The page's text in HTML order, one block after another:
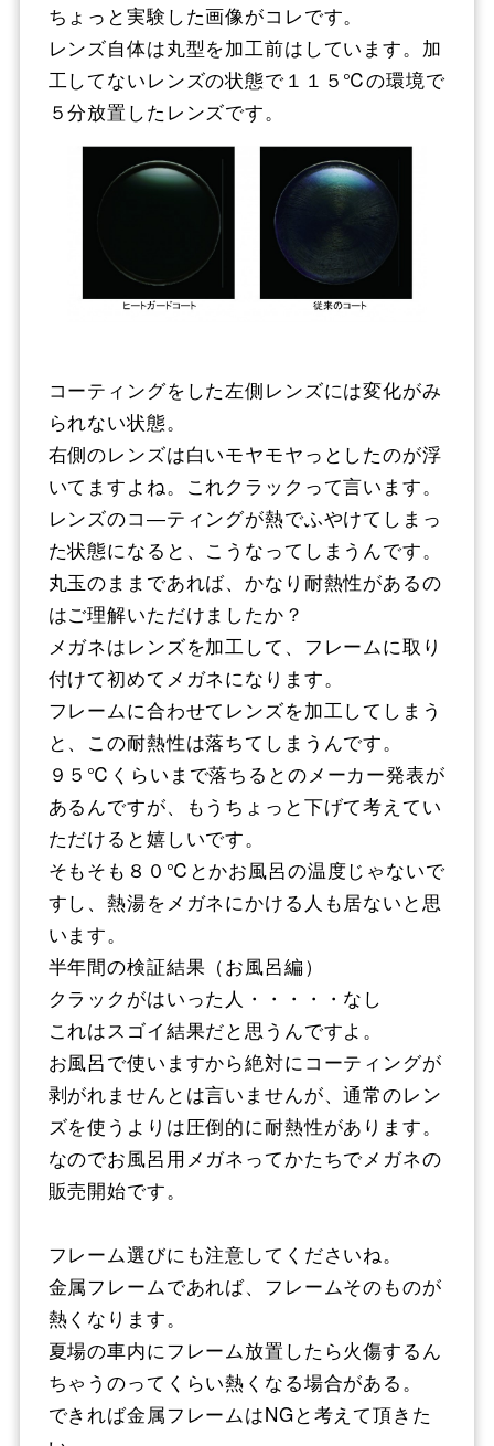
ちょっと実験した画像がコレです。
レンズ自体は丸型を加工前はしています。加
工してないレンズの状態で１１５℃の環境で
５分放置したレンズです。
コーティングをした左側レンズには変化がみ
られない状態。
右側のレンズは白いモヤモヤっとしたのが浮
いてますよね。これクラックって言います。
レンズのコ―ティングが熱でふやけてしまっ
た状態になると、こうなってしまうんです。
丸玉のままであれば、かなり耐熱性があるの
はご理解いただけましたか？
メガネはレンズを加工して、フレームに取り
付けて初めてメガネになります。
フレームに合わせてレンズを加工してしまう
と、この耐熱性は落ちてしまうんです。
９５℃くらいまで落ちるとのメーカー発表が
あるんですが、もうちょっと下げて考えてい
ただけると嬉しいです。
そもそも８０℃とかお風呂の温度じゃないで
すし、熱湯をメガネにかける人も居ないと思
います。
半年間の検証結果（お風呂編）
クラックがはいった人・・・・・なし
これはスゴイ結果だと思うんですよ。
お風呂で使いますから絶対にコーティングが
剥がれませんとは言いませんが、通常のレン
ズを使うよりは圧倒的に耐熱性があります。
なのでお風呂用メガネってかたちでメガネの
販売開始です。
フレーム選びにも注意してくださいね。
金属フレームであれば、フレームそのものが
熱くなります。
夏場の車内にフレーム放置したら火傷するん
ちゃうのってくらい熱くなる場合がある。
できれば金属フレームはNGと考えて頂きた